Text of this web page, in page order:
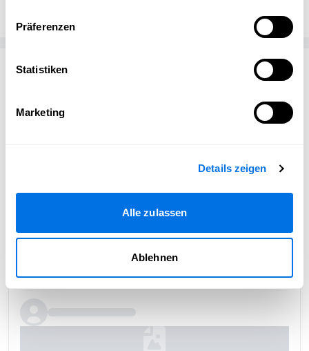
Präferenzen
Statistiken
Marketing
Details zeigen
Alle zulassen
Ablehnen
Passend zum Thema